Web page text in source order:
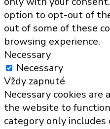
option to opt-out of
out of some of these
browsing experience.
Necessary
Necessary
Vždy zapnuté
Necessary cookies
the website to
category only includes